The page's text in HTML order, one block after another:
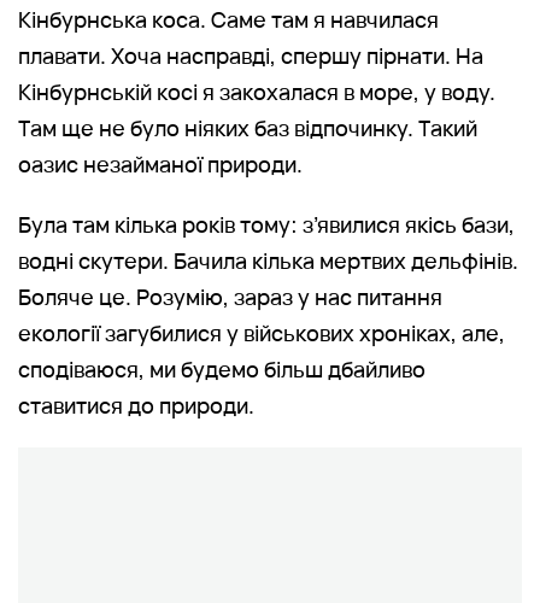
Кінбурнська коса. Саме там я навчилася
плавати. Хоча насправді, спершу пірнати. На
Кінбурнській косі я закохалася в море, у воду.
Там ще не було ніяких баз відпочинку. Такий
оазис незайманої природи.
Була там кілька років тому: з’явилися якісь бази,
водні скутери. Бачила кілька мертвих дельфінів.
Боляче це. Розумію, зараз у нас питання
екології загубилися у військових хроніках, але,
сподіваюся, ми будемо більш дбайливо
ставитися до природи.